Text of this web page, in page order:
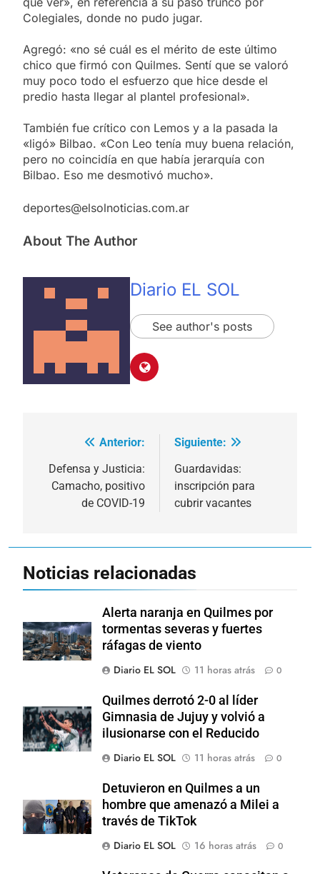
Colegiales, donde no pudo jugar.
Agregó: «no sé cuál es el mérito de este último
chico que firmó con Quilmes. Sentí que se valoró
muy poco todo el esfuerzo que hice desde el
predio hasta llegar al plantel profesional».
También fue crítico con Lemos y a la pasada la
«ligó» Bilbao. «Con Leo tenía muy buena relación,
pero no coincidía en que había jerarquía con
Bilbao. Eso me desmotivó mucho».
deportes@elsolnoticias.com.ar
About The Author
Diario EL SOL
See author's posts
Navegación
de
entradas
Anterior:
Defensa y Justicia:
Camacho, positivo
de COVID-19
Siguiente:
Guardavidas:
inscripción para
cubrir vacantes
Noticias relacionadas
Alerta naranja en Quilmes por
tormentas severas y fuertes
ráfagas de viento
Diario EL SOL
11 horas atrás 0
Quilmes derrotó 2-0 al líder
Gimnasia de Jujuy y volvió a
ilusionarse con el Reducido
Diario EL SOL
11 horas atrás 0
Detuvieron en Quilmes a un
hombre que amenazó a Milei a
través de TikTok
Diario EL SOL
16 horas atrás 0